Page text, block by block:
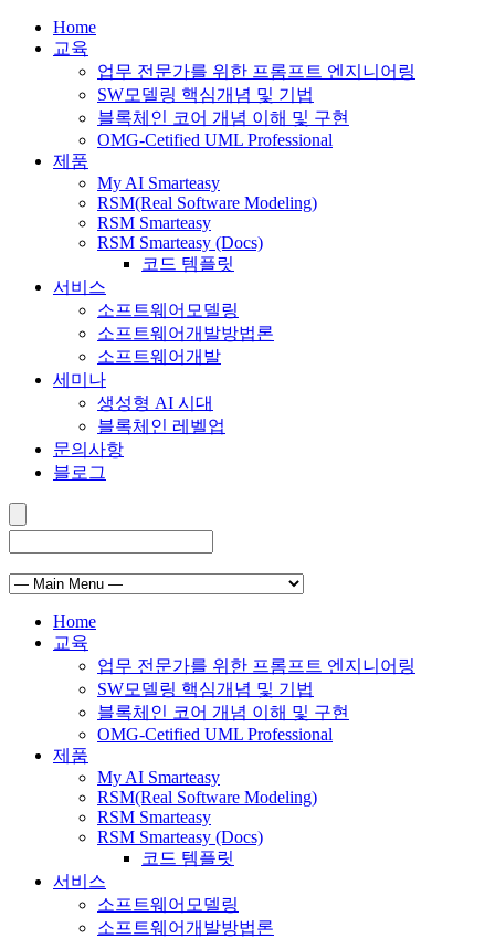
Home
교육
업무 전문가를 위한 프롬프트 엔지니어링
SW모델링 핵심개념 및 기법
블록체인 코어 개념 이해 및 구현
OMG-Cetified UML Professional
제품
My AI Smarteasy
RSM(Real Software Modeling)
RSM Smarteasy
RSM Smarteasy (Docs)
코드 템플릿
서비스
소프트웨어모델링
소프트웨어개발방법론
소프트웨어개발
세미나
생성형 AI 시대
블록체인 레벨업
문의사항
블로그
Home
교육
업무 전문가를 위한 프롬프트 엔지니어링
SW모델링 핵심개념 및 기법
블록체인 코어 개념 이해 및 구현
OMG-Cetified UML Professional
제품
My AI Smarteasy
RSM(Real Software Modeling)
RSM Smarteasy
RSM Smarteasy (Docs)
코드 템플릿
서비스
소프트웨어모델링
소프트웨어개발방법론